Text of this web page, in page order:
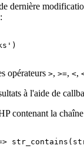
dernière
opérateurs >, >=, <,
à l'aide de
contenant la chaîne